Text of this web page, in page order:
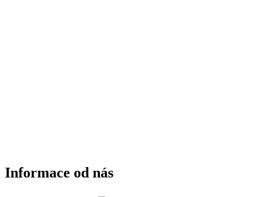
Informace od nás